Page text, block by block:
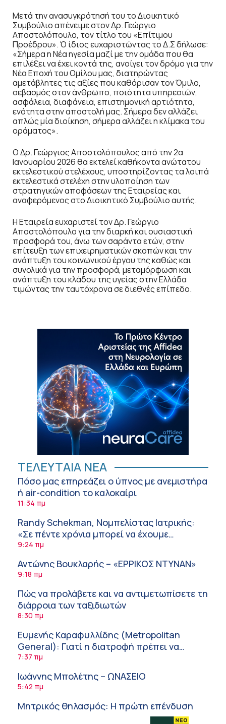
Μετά την ανασυγκρότησή του το Διοικητικό
Συμβούλιο απένειμε στον Δρ. Γεώργιο
Αποστολόπουλο, τον τίτλο του «Επίτιμου
Προέδρου». Ό ίδιος ευχαριστώντας το Δ.Σ δήλωσε:
«Σήμερα η Νέα ηγεσία μαζί με την ομάδα που θα
επιλέξει να έχει κοντά της, ανοίγει τον δρόμο για την
Νέα Εποχή του Ομίλου μας, διατηρώντας
αμετάβλητες τις αξίες που καθόρισαν τον Όμιλο,
σεβασμός στον άνθρωπο, ποιότητα υπηρεσιών,
ασφάλεια, διαφάνεια, επιστημονική αρτιότητα,
ενότητα στην αποστολή μας. Σήμερα δεν αλλάζει
απλώς μία διοίκηση, σήμερα αλλάζει η κλίμακα του
οράματος».
Ο Δρ. Γεώργιος Αποστολόπουλος από την 2α
Ιανουαρίου 2026 θα εκτελεί καθήκοντα ανώτατου
εκτελεστικού στελέχους, υποστηρίζοντας τα λοιπά
εκτελεστικά στελέχη στην υλοποίηση των
στρατηγικών αποφάσεων της Εταιρείας και
αναφερόμενος στο Διοικητικό Συμβούλιο αυτής.
Η Εταιρεία ευχαριστεί τον Δρ. Γεώργιο
Αποστολόπουλο για την διαρκή και ουσιαστική
προσφορά του, άνω των σαράντα ετών, στην
επίτευξη των επιχειρηματικών σκοπών και την
ανάπτυξη του κοινωνικού έργου της καθώς και
συνολικά για την προσφορά, μεταμόρφωση και
ανάπτυξη του κλάδου της υγείας στην Ελλάδα
τιμώντας την ταυτόχρονα σε διεθνές επίπεδο.
ΤΕΛΕΥΤΑΙΑ ΝΕΑ
Πόσο μας επηρεάζει ο ύπνος με ανεμιστήρα
ή air-condition το καλοκαίρι
11:34 πμ
Randy Schekman, Νομπελίστας Ιατρικής:
«Σε πέντε χρόνια μπορεί να έχουμε
θεραπεία που αναστέλλει την εξέλιξη του
Πάρκινσον»
9:24 πμ
Αντώνης Βουκλαρής – «ΕΡΡΙΚΟΣ ΝΤΥΝΑΝ»
9:18 πμ
Πώς να προλάβετε και να αντιμετωπίσετε τη
διάρροια των ταξιδιωτών
8:30 πμ
Ευμενής Καραφυλλίδης (Metropolitan
General): Γιατί η διατροφή πρέπει να
καθοδηγείται από κλινικό διαιτολόγο;
7:37 πμ
Ιωάννης Μπολέτης – ΩΝΑΣΕΙΟ
5:42 πμ
Μητρικός θηλασμός: Η πρώτη επένδυση